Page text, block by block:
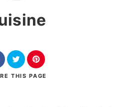
THIS PAGE